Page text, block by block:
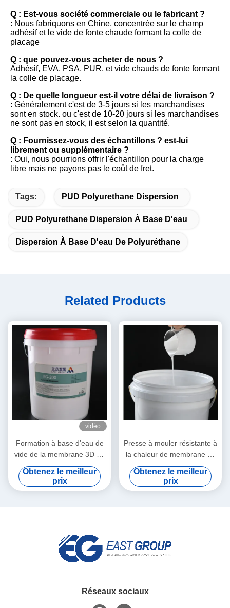
Q : Est-vous société commerciale ou le fabricant ?
: Nous fabriquons en Chine, concentrée sur le champ
adhésif et le vide de fonte chaude formant la colle de
placage
Q : que pouvez-vous acheter de nous ?
Adhésif, EVA, PSA, PUR, et vide chauds de fonte formant
la colle de placage.
Q : De quelle longueur est-il votre délai de livraison ?
: Généralement c'est de 3-5 jours si les marchandises
sont en stock. ou c'est de 10-20 jours si les marchandises
ne sont pas en stock, il est selon la quantité.
Q : Fournissez-vous des échantillons ? est-lui
librement ou supplémentaire ?
: Oui, nous pourrions offrir l'échantillon pour la charge
libre mais ne payons pas le coût de fret.
Tags: PUD Polyurethane Dispersion
PUD Polyurethane Dispersion À Base D'eau
Dispersion À Base D'eau De Polyuréthane
Related Products
vidéo
Formation à base d'eau de
vide de la membrane 3D de
PVC de PUD Polyurethane
Dispersion de colle en bois
Obtenez le meilleur
prix
Presse à mouler résistante à
la chaleur de membrane de
PUD Polyurethane
Dispersion For Vacuum
Obtenez le meilleur
prix
Réseaux sociaux